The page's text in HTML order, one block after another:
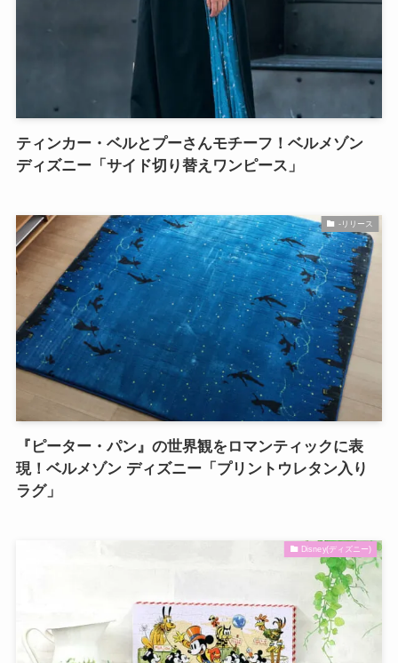
ティンカー・ベルとプーさんモチーフ！ベルメゾン
ディズニー「サイド切り替えワンピース」
-リリース
『ピーター・パン』の世界観をロマンティックに表
現！ベルメゾン ディズニー「プリントウレタン入り
ラグ」
Disney(ディズニー)